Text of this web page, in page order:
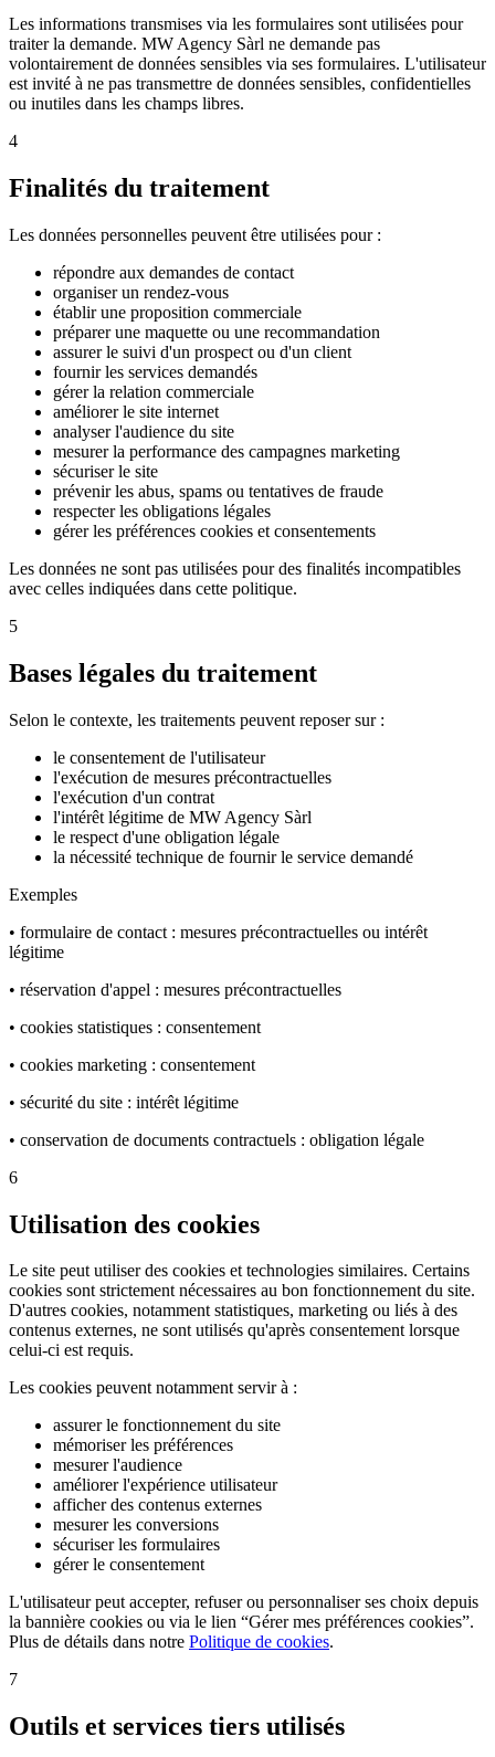
Les informations transmises via les formulaires sont utilisées pour
traiter la demande. MW Agency Sàrl ne demande pas
volontairement de données sensibles via ses formulaires. L'utilisateur
est invité à ne pas transmettre de données sensibles, confidentielles
ou inutiles dans les champs libres.
4
Finalités du traitement
Les données personnelles peuvent être utilisées pour :
répondre aux demandes de contact
organiser un rendez-vous
établir une proposition commerciale
préparer une maquette ou une recommandation
assurer le suivi d'un prospect ou d'un client
fournir les services demandés
gérer la relation commerciale
améliorer le site internet
analyser l'audience du site
mesurer la performance des campagnes marketing
sécuriser le site
prévenir les abus, spams ou tentatives de fraude
respecter les obligations légales
gérer les préférences cookies et consentements
Les données ne sont pas utilisées pour des finalités incompatibles
avec celles indiquées dans cette politique.
5
Bases légales du traitement
Selon le contexte, les traitements peuvent reposer sur :
le consentement de l'utilisateur
l'exécution de mesures précontractuelles
l'exécution d'un contrat
l'intérêt légitime de MW Agency Sàrl
le respect d'une obligation légale
la nécessité technique de fournir le service demandé
Exemples
• formulaire de contact : mesures précontractuelles ou intérêt
légitime
• réservation d'appel : mesures précontractuelles
• cookies statistiques : consentement
• cookies marketing : consentement
• sécurité du site : intérêt légitime
• conservation de documents contractuels : obligation légale
6
Utilisation des cookies
Le site peut utiliser des cookies et technologies similaires. Certains
cookies sont strictement nécessaires au bon fonctionnement du site.
D'autres cookies, notamment statistiques, marketing ou liés à des
contenus externes, ne sont utilisés qu'après consentement lorsque
celui-ci est requis.
Les cookies peuvent notamment servir à :
assurer le fonctionnement du site
mémoriser les préférences
mesurer l'audience
améliorer l'expérience utilisateur
afficher des contenus externes
mesurer les conversions
sécuriser les formulaires
gérer le consentement
L'utilisateur peut accepter, refuser ou personnaliser ses choix depuis
la bannière cookies ou via le lien “Gérer mes préférences cookies”.
Plus de détails dans notre Politique de cookies.
7
Outils et services tiers utilisés